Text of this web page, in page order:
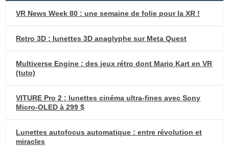
VR News Week 80 : une semaine de folie pour la XR !
Retro 3D : lunettes 3D anaglyphe sur Meta Quest
Multiverse Engine : des jeux rétro dont Mario Kart en VR
(tuto)
VITURE Pro 2 : lunettes cinéma ultra-fines avec Sony
Micro-OLED à 299 $
Lunettes autofocus automatique : entre révolution et
miracles